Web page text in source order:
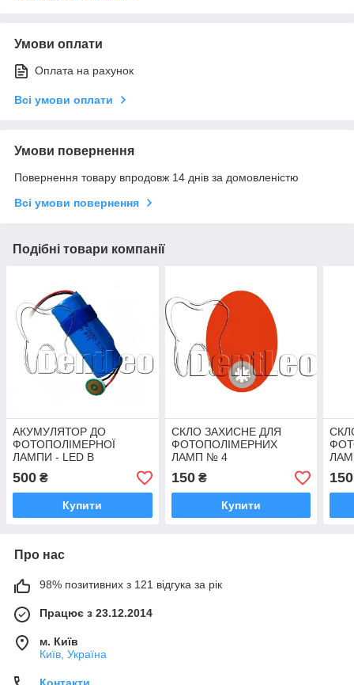
Умови оплати
Оплата на рахунок
Всі умови оплати
Умови повернення
Повернення товару впродовж 14 днів за домовленістю
Всі умови повернення
Подібні товари компанії
АКУМУЛЯТОР ДО
ФОТОПОЛІМЕРНОЇ
ЛАМПИ - LED B
500 ₴
Купити
СКЛО ЗАХИСНЕ ДЛЯ
ФОТОПОЛІМЕРНИХ
ЛАМП № 4
150₴
Купити
150
Про нас
98% позитивних з 121 відгука за рік
Працює з 23.12.2014
м. Київ
Київ, Україна